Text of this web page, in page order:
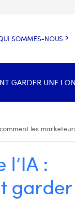
SOMMES-NOUS ?
GARDER UNE
les
:
garder